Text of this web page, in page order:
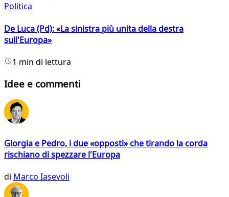
Politica
De Luca (Pd): «La sinistra più unita della destra
sull'Europa»
1 min di lettura
Idee e commenti
Giorgia e Pedro, i due «opposti» che tirando la corda
rischiano di spezzare l'Europa
di Marco Iasevoli